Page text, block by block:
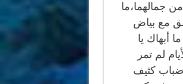
جمالهما،ما
مع بياض
أبهاك يا
لم تمر
ضباب كثيف